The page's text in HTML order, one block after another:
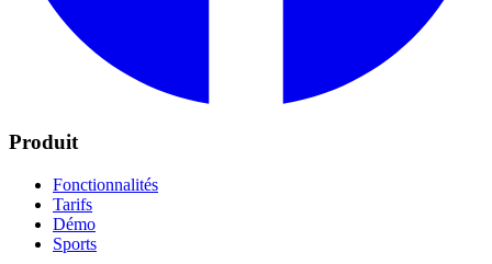
Produit
Fonctionnalités
Tarifs
Démo
Sports